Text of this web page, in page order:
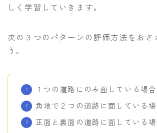
しく学習していきます。
次の３つのパターンの評価方法をおさ
う。
１つの道路にのみ面している場合
角地で２つの道路に面している
正面と裏面の道路に面している